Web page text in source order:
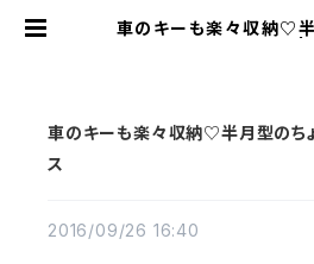
車のキーも楽々収納♡半
車のキーも楽々収納♡半月型のち
ス
2016/09/26 16:40